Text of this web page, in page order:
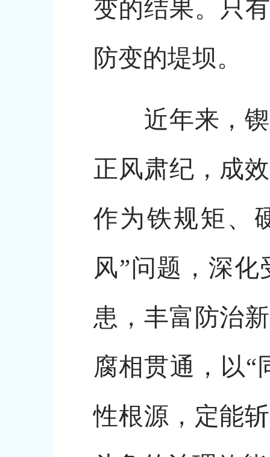
变的结果。只
防变的堤坝。
近年来，锲
正风肃纪，成
作为铁规矩、
风”问题，深
患，丰富防治
腐相贯通，以“
性根源，定能